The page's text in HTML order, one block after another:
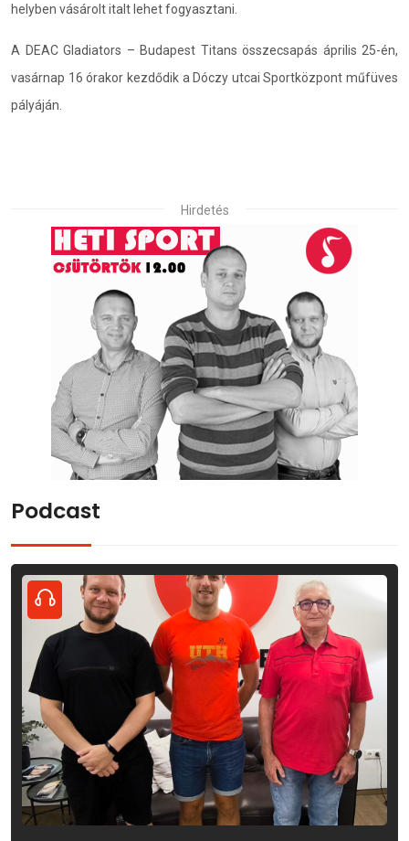
helyben vásárolt italt lehet fogyasztani.
A DEAC Gladiators – Budapest Titans összecsapás április 25-én,
vasárnap 16 órakor kezdődik a Dóczy utcai Sportközpont műfüves
pályáján.
Hirdetés
Podcast